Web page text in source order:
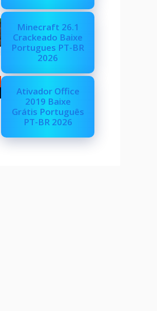
Minecraft 26.1
Crackeado Baixe
Portugues PT-BR
2026
Ativador Office
2019 Baixe
Grátis Português
PT-BR 2026